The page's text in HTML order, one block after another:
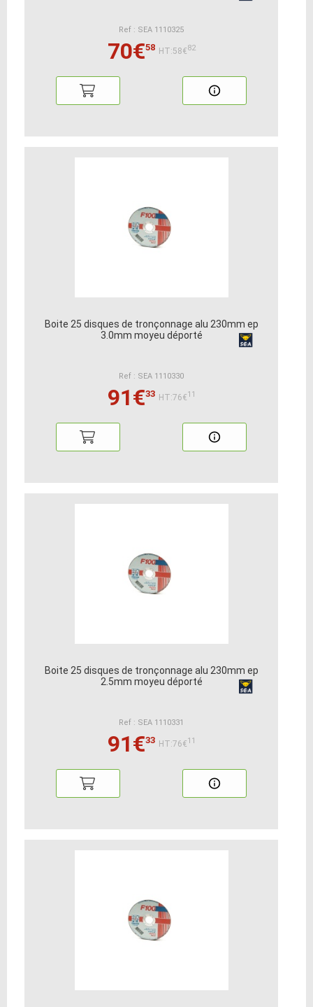
Ref : SEA 1110325
70€58 HT:58€82
Boite 25 disques de tronçonnage alu 230mm ep
3.0mm moyeu déporté
Ref : SEA 1110330
91€33 HT:76€11
Boite 25 disques de tronçonnage alu 230mm ep
2.5mm moyeu déporté
Ref : SEA 1110331
91€33 HT:76€11